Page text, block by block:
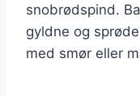
snobrødspind.
gyldne og
med smør eller